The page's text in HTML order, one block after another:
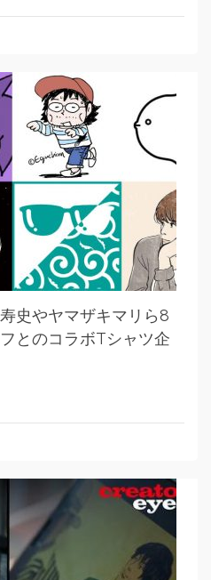
史やヤマザキマリら8
とのコラボTシャツ企